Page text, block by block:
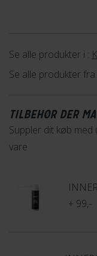
Hos ABUS er man
væk, at de tilbyder et
Lær mere
Se alle produkter i :
Se alle produkter fra
TILBEHØR DER
Suppler dit køb
vare
+ 99,-